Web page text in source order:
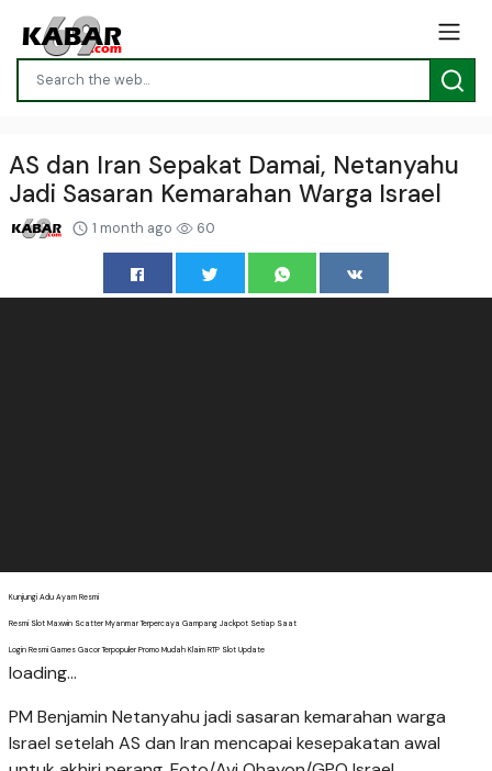
AS dan Iran Sepakat Damai, Netanyahu
Jadi Sasaran Kemarahan Warga Israel
1 month ago 60
Kunjungi Adu Ayam Resmi
Resmi Slot Maxwin Scatter Myanmar Terpercaya Gampang Jackpot Setiap Saat
Login Resmi Games Gacor Terpopuler Promo Mudah Klaim RTP Slot Update
loading...
PM Benjamin Netanyahu jadi sasaran kemarahan warga
Israel setelah AS dan Iran mencapai kesepakatan awal